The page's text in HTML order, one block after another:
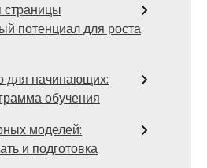
страницы
потенциал для роста
для начинающих:
обучения
моделей:
и подготовка